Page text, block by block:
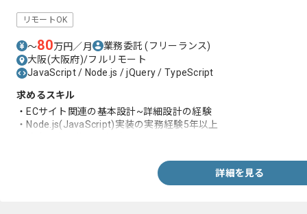
リモートOK
〜80万円／月 業務委託(フリーランス)
大阪(大阪府)/フルリモート
JavaScript / Node.js / jQuery / TypeScript
求めるスキル
・ECサイト関連の基本設計~詳細設計の経験
・Node.js(JavaScript)実装の実務経験5年以上
詳細を見る